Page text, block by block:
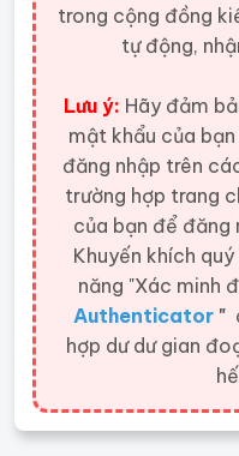
trong cộng đồng
tự động,
Lưu ý: Hãy đảm
mật khẩu của
đăng nhập trên
trường hợp trang
của bạn để đăng
Khuyến khích
năng "Xác minh
Authenticator "
hợp dư dư gian